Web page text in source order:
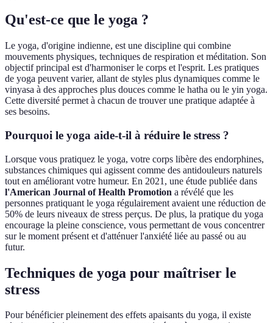
Qu'est-ce que le yoga ?
Le yoga, d'origine indienne, est une discipline qui combine
mouvements physiques, techniques de respiration et méditation. Son
objectif principal est d'harmoniser le corps et l'esprit. Les pratiques
de yoga peuvent varier, allant de styles plus dynamiques comme le
vinyasa à des approches plus douces comme le hatha ou le yin yoga.
Cette diversité permet à chacun de trouver une pratique adaptée à
ses besoins.
Pourquoi le yoga aide-t-il à réduire le stress ?
Lorsque vous pratiquez le yoga, votre corps libère des endorphines,
substances chimiques qui agissent comme des antidouleurs naturels
tout en améliorant votre humeur. En 2021, une étude publiée dans
l'American Journal of Health Promotion a révélé que les
personnes pratiquant le yoga régulairement avaient une réduction de
50% de leurs niveaux de stress perçus. De plus, la pratique du yoga
encourage la pleine conscience, vous permettant de vous concentrer
sur le moment présent et d'atténuer l'anxiété liée au passé ou au
futur.
Techniques de yoga pour maîtriser le
stress
Pour bénéficier pleinement des effets apaisants du yoga, il existe